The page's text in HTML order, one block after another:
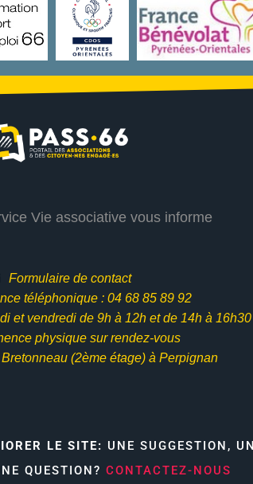
Vie associative vous informe
Formulaire de contact
téléphonique : 04 68 85 89 92
et vendredi de 9h à 12h etde 14h à 16h30
physique sur rendez-vous
(2ème étage) à Perpignan
LE SITE: UNE SUGGESTION, UN
QUESTION? CONTACTEZ-NOUS